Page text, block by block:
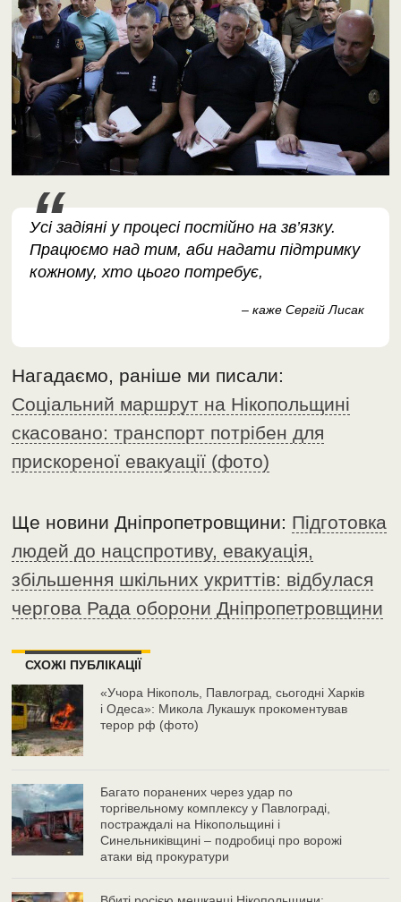
Усі задіяні у процесі постійно на зв’язку.
Працюємо над тим, аби надати підтримку
кожному, хто цього потребує,
– каже Сергій Лисак
Нагадаємо, раніше ми писали:
Соціальний маршрут на Нікопольщині
скасовано: транспорт потрібен для
прискореної евакуації (фото)
Ще новини Дніпропетровщини: Підготовка
людей до нацспротиву, евакуація,
збільшення шкільних укриттів: відбулася
чергова Рада оборони Дніпропетровщини
СХОЖІ ПУБЛІКАЦІЇ
«Учора Нікополь, Павлоград, сьогодні Харків
і Одеса»: Микола Лукашук прокоментував
терор рф (фото)
Багато поранених через удар по
торгівельному комплексу у Павлограді,
постраждалі на Нікопольщині і
Синельниківщині – подробиці про ворожі
атаки від прокуратури